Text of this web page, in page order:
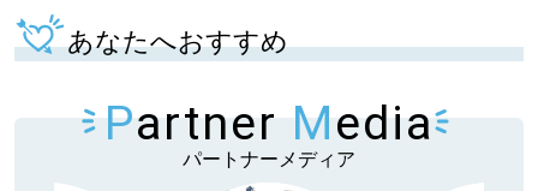
あなたへおすすめ
Partner Media
パートナーメディア